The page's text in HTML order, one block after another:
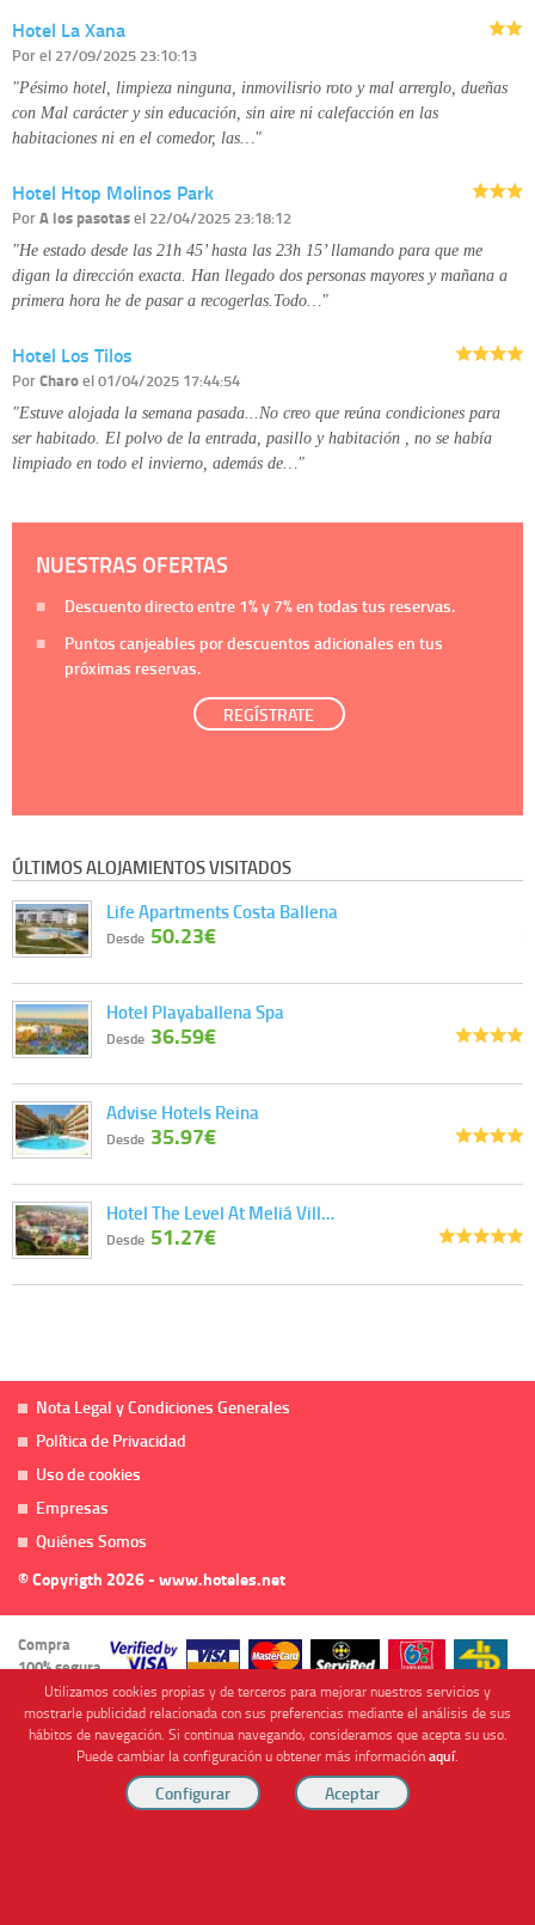
disponible en nuestra página web.
Información complementaria:
Hotel La Xana
Porel 27/09/2025 23:10:13
"Pésimo hotel, limpieza ninguna, inmovilisrio roto y mal arrerglo, dueñas
con Mal carácter y sin educación, sin aire ni calefacción en las
habitaciones ni en el comedor, las…"
Hotel Htop Molinos Park
PorA los pasotasel 22/04/2025 23:18:12
"He estado desde las 21h 45’ hasta las 23h 15’ llamando para que me
digan la dirección exacta. Han llegado dos personas mayores y mañana a
primera hora he de pasar a recogerlas.Todo…"
Hotel Los Tilos
PorCharoel 01/04/2025 17:44:54
"Estuve alojada la semana pasada...No creo que reúna condiciones para
ser habitado. El polvo de la entrada, pasillo y habitación , no se había
limpiado en todo el invierno, además de…"
NUESTRAS OFERTAS
Descuento directo entre 1%y 7%en todas tus reservas.
Puntos canjeables por descuentos adicionales en tus
próximas reservas.
REGÍSTRATE
ÚLTIMOS ALOJAMIENTOS VISITADOS
Life Apartments Costa Ballena
Desde 50.23€
Hotel Playaballena Spa
Desde 36.59€
Advise Hotels Reina
Desde 35.97€
Hotel The Level At Meliá Vill…
Desde 51.27€
Nota Legal y Condiciones Generales
Política de Privacidad
Uso de cookies
Empresas
Quiénes Somos
© Copyrigth 2026 - www.hoteles.net
Compra
100% segura
Cofinanciado por
Utilizamos cookies propias y de terceros para mejorar nuestros servicios y
mostrarle publicidad relacionada con sus preferencias mediante el análisis de sus
hábitos de navegación. Si continua navegando, consideramos que acepta su uso.
Puede cambiar la configuración u obtener más informaciónaquí.